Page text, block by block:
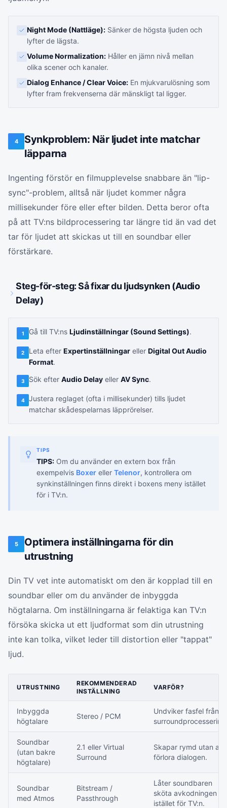
Night Mode (Nattläge): Sänker de högsta ljuden och
lyfter de lägsta.
Volume Normalization: Håller en jämn nivå mellan
olika scener och kanaler.
Dialog Enhance / Clear Voice: En mjukvarulösning som
lyfter fram frekvenserna där mänskligt tal ligger.
4
Synkproblem: När ljudet inte matchar
läpparna
Ingenting förstör en filmupplevelse snabbare än "lip-
sync"-problem, alltså när ljudet kommer några
millisekunder före eller efter bilden. Detta beror ofta
på att TV:ns bildprocessering tar längre tid än vad det
tar för ljudet att skickas ut till en soundbar eller
förstärkare.
Steg-för-steg: Så fixar du ljudsynken (Audio
Delay)
1 Gå till TV:ns Ljudinställningar (Sound Settings).
2 Leta efter Expertinställningar eller Digital Out Audio
Format.
3 Sök efter Audio Delay eller AV Sync.
4
Justera reglaget (ofta i millisekunder) tills ljudet
matchar skådespelarnas läpprörelser.
TIPS
TIPS: Om du använder en extern box från
exempelvis Boxer eller Telenor, kontrollera om
synkinställningen finns direkt i boxens meny istället
för i TV:n.
5
Optimera inställningarna för din
utrustning
Din TV vet inte automatiskt om den är kopplad till en
soundbar eller om du använder de inbyggda
högtalarna. Om inställningarna är felaktiga kan TV:n
försöka skicka ut ett ljudformat som din utrustning
inte kan tolka, vilket leder till distortion eller "tappat"
ljud.
UTRUSTNING
REKOMMENDERAD
INSTÄLLNING
VARFÖR?
Inbyggda
högtalare
Stereo / PCM
Undviker fasfel från
Soundbar
(utan bakre
högtalare)
2.1 eller Virtual
Surround
Skapar rymd utan att
förlora dialogen.
Soundbar
med Atmos
Bitstream /
Passthrough
Låter soundbaren
sköta avkodningen
istället för TV:n.